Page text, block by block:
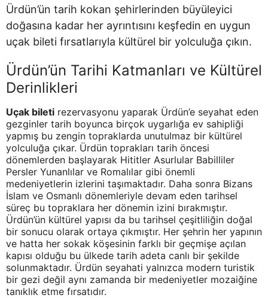
Ürdün’ün tarih kokan şehirlerinden büyüleyici
doğasına kadar her ayrıntısını keşfedin en uygun
uçak bileti fırsatlarıyla kültürel bir yolculuğa çıkın.
Ürdün’ün Tarihi Katmanları ve Kültürel
Derinlikleri
Uçak bileti rezervasyonu yaparak Ürdün’e seyahat eden
gezginler tarih boyunca birçok uygarlığa ev sahipliği
yapmış bu zengin topraklarda unutulmaz bir kültürel
yolculuğa çıkar. Ürdün toprakları tarih öncesi
dönemlerden başlayarak Hititler Asurlular Babilliler
Persler Yunanlılar ve Romalılar gibi önemli
medeniyetlerin izlerini taşımaktadır. Daha sonra Bizans
İslam ve Osmanlı dönemleriyle devam eden tarihsel
süreç bu topraklara her dönemin izini bırakmıştır.
Ürdün’ün kültürel yapısı da bu tarihsel çeşitliliğin doğal
bir sonucu olarak ortaya çıkmıştır. Her şehrin her yapının
ve hatta her sokak köşesinin farklı bir geçmişe açılan
kapısı olduğu bu ülkede tarih adeta canlı bir şekilde
solunmaktadır. Ürdün seyahati yalnızca modern turistik
bir gezi değil aynı zamanda bir medeniyetler mozaiğine
tanıklık etme fırsatıdır.